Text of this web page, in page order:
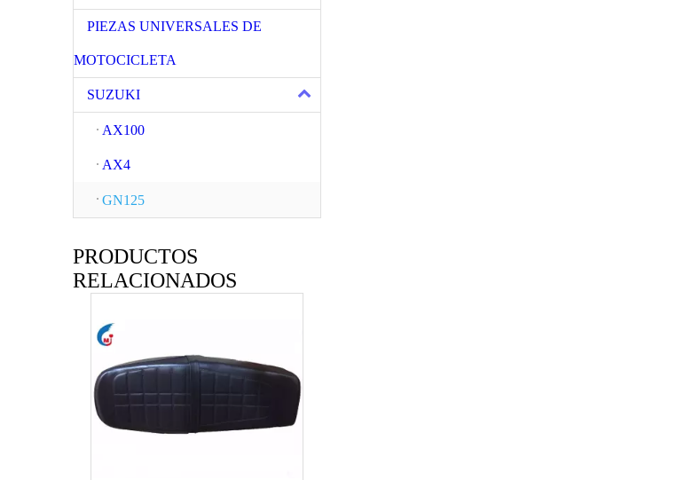
PIEZAS UNIVERSALES DE
MOTOCICLETA
SUZUKI
AX100
AX4
GN125
PRODUCTOS
RELACIONADOS